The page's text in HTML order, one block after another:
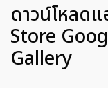
ดาวน์โหลด
Store
Gallery